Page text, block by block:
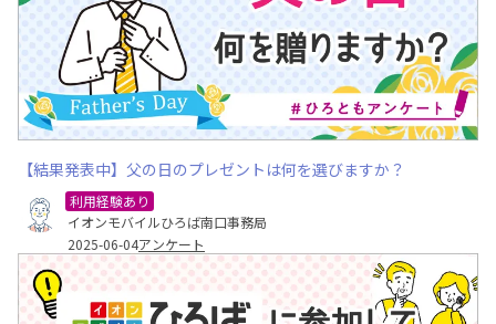
【結果発表中】父の日のプレゼントは何を選びますか？
利用経験あり
イオンモバイルひろば南口事務局
2025-06-04アンケート